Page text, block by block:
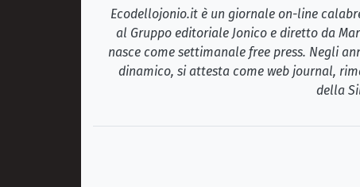
Ecodellojonio.it è un giornale on-line
al Gruppo editoriale Jonico e diretto da
nasce come settimanale free press. Negli
dinamico, si attesta come web journal,
della